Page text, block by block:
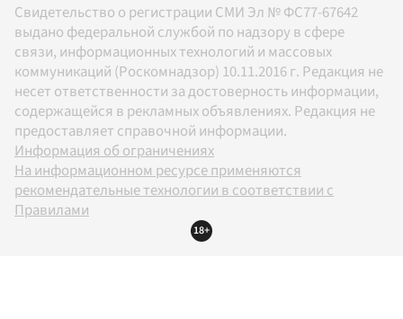
Свидетельство о регистрации СМИ Эл № ФС77-67642
выдано федеральной службой по надзору в сфере
связи, информационных технологий и массовых
коммуникаций (Роскомнадзор) 10.11.2016 г. Редакция не
несет ответственности за достоверность информации,
содержащейся в рекламных объявлениях. Редакция не
предоставляет справочной информации.
Информация об ограничениях
На информационном ресурсе применяются
рекомендательные технологии в соответствии с
Правилами
18+